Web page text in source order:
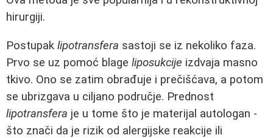
hirurgiji.
Postupak lipotransfera sastoji se iz nekoliko faza.
Prvo se uz pomoć blage liposukcije izdvaja masno
tkivo. Ono se zatim obrađuje i prečišćava, a potom
se ubrizgava u ciljano područje. Prednost
lipotransfera je u tome što je materijal autologan -
što znači da je rizik od alergijske reakcije ili